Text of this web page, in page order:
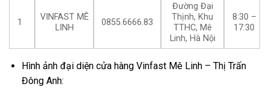
1
VINFAST MÊ
LINH
0855.6666.83
Đường Đại
Thịnh, Khu
TTHC, Mê
Linh, Hà Nội
8:30 –
17:30
Hình ảnh đại diện cửa hàng Vinfast Mê Linh – Thị Trấn
Đông Anh: